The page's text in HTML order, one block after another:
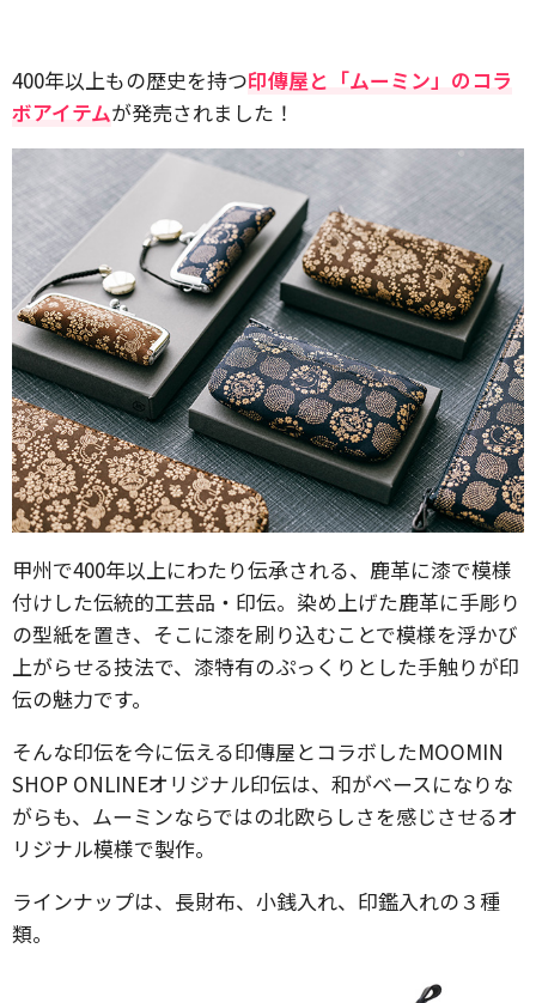
400年以上もの歴史を持つ印傳屋と「ムーミン」のコラ
ボアイテムが発売されました！
甲州で400年以上にわたり伝承される、鹿革に漆で模様
付けした伝統的工芸品・印伝。染め上げた鹿革に手彫り
の型紙を置き、そこに漆を刷り込むことで模様を浮かび
上がらせる技法で、漆特有のぷっくりとした手触りが印
伝の魅力です。
そんな印伝を今に伝える印傳屋とコラボしたMOOMIN
SHOP ONLINEオリジナル印伝は、和がベースになりな
がらも、ムーミンならではの北欧らしさを感じさせるオ
リジナル模様で製作。
ラインナップは、長財布、小銭入れ、印鑑入れの３種
類。